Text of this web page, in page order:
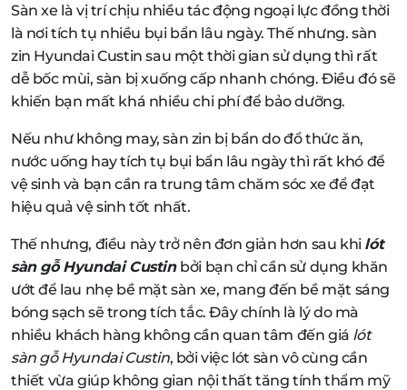
Sàn xe là vị trí chịu nhiều tác động ngoại lực đồng thời
là nơi tích tụ nhiều bụi bẩn lâu ngày. Thế nhưng. sàn
zin Hyundai Custin sau một thời gian sử dụng thì rất
dễ bốc mùi, sàn bị xuống cấp nhanh chóng. Điều đó sẽ
khiến bạn mất khá nhiều chi phí để bảo dưỡng.
Nếu như không may, sàn zin bị bẩn do đổ thức ăn,
nước uống hay tích tụ bụi bẩn lâu ngày thì rất khó để
vệ sinh và bạn cần ra trung tâm chăm sóc xe để đạt
hiệu quả vệ sinh tốt nhất.
Thế nhưng, điều này trở nên đơn giản hơn sau khi lót
sàn gỗ Hyundai Custin bởi bạn chỉ cần sử dụng khăn
ướt để lau nhẹ bề mặt sàn xe, mang đến bề mặt sáng
bóng sạch sẽ trong tích tắc. Đây chính là lý do mà
nhiều khách hàng không cần quan tâm đến giá lót
sàn gỗ Hyundai Custin, bởi việc lót sàn vô cùng cần
thiết vừa giúp không gian nội thất tăng tính thẩm mỹ